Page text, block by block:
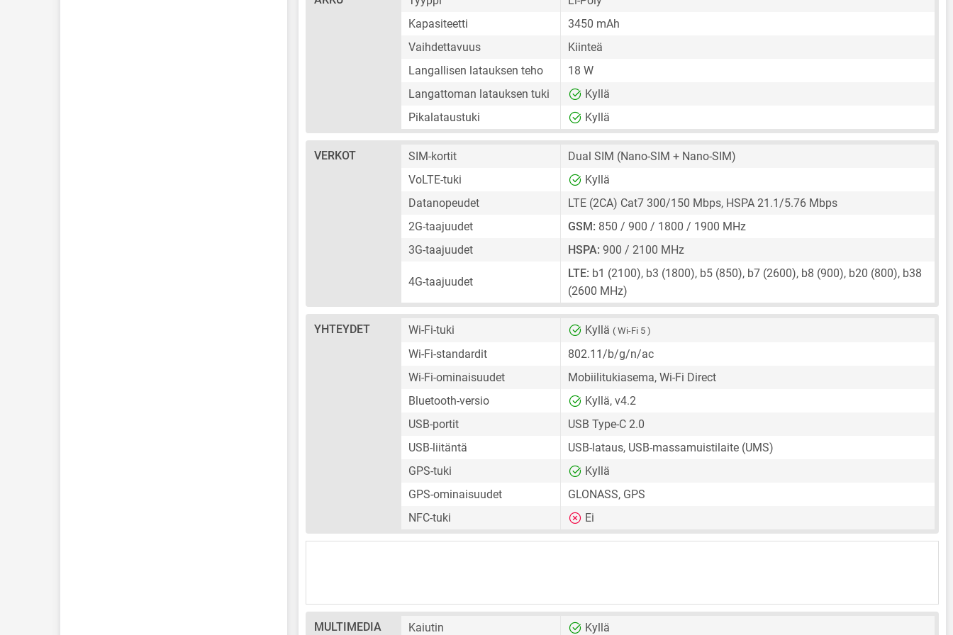
Kapasiteetti
3450 mAh
Vaihdettavuus
Kiinteä
Langallisen latauksen teho
18 W
Langattoman latauksen tuki
Kyllä
Pikalataustuki
Kyllä
VERKOT SIM-kortit Dual SIM (Nano-SIM + Nano-SIM)
VoLTE-tuki
Kyllä
Datanopeudet
LTE (2CA) Cat7 300/150 Mbps, HSPA 21.1/5.76 Mbps
2G-taajuudet
GSM: 850 / 900 / 1800 / 1900 MHz
3G-taajuudet
HSPA: 900 / 2100 MHz
4G-taajuudet
LTE: b1 (2100), b3 (1800), b5 (850), b7 (2600), b8 (900), b20 (800), b38
(2600 MHz)
YHTEYDET Wi-Fi-tuki Kyllä ( Wi-Fi 5 )
Wi-Fi-standardit
802.11/b/g/n/ac
Wi-Fi-ominaisuudet
Mobiilitukiasema, Wi-Fi Direct
Bluetooth-versio
Kyllä, v4.2
USB-portit
USB Type-C 2.0
USB-liitäntä
USB-lataus, USB-massamuistilaite (UMS)
GPS-tuki
Kyllä
GPS-ominaisuudet
GLONASS, GPS
NFC-tuki
Ei
MULTIMEDIA Kaiutin Kyllä